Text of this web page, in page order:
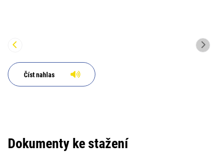
Číst nahlas
Dokumenty ke stažení